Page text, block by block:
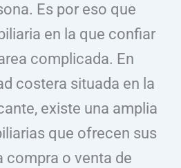
Es por eso que
en la que confiar
complicada. En
costera situada en la
existe una amplia
que ofrecen sus
compra o venta de